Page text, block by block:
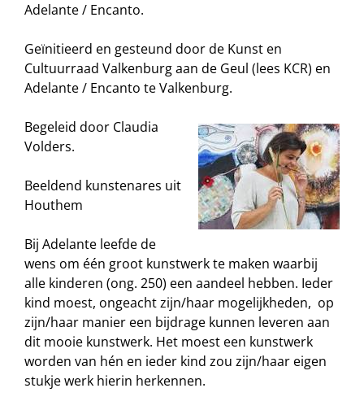
Adelante / Encanto.
Geïnitieerd en gesteund door de Kunst en
Cultuurraad Valkenburg aan de Geul (lees KCR) en
Adelante / Encanto te Valkenburg.
Begeleid door Claudia
Volders.
Beeldend kunstenares uit
Houthem
Bij Adelante leefde de
wens om één groot kunstwerk te maken waarbij
alle kinderen (ong. 250) een aandeel hebben. Ieder
kind moest, ongeacht zijn/haar mogelijkheden, op
zijn/haar manier een bijdrage kunnen leveren aan
dit mooie kunstwerk. Het moest een kunstwerk
worden van hén en ieder kind zou zijn/haar eigen
stukje werk hierin herkennen.